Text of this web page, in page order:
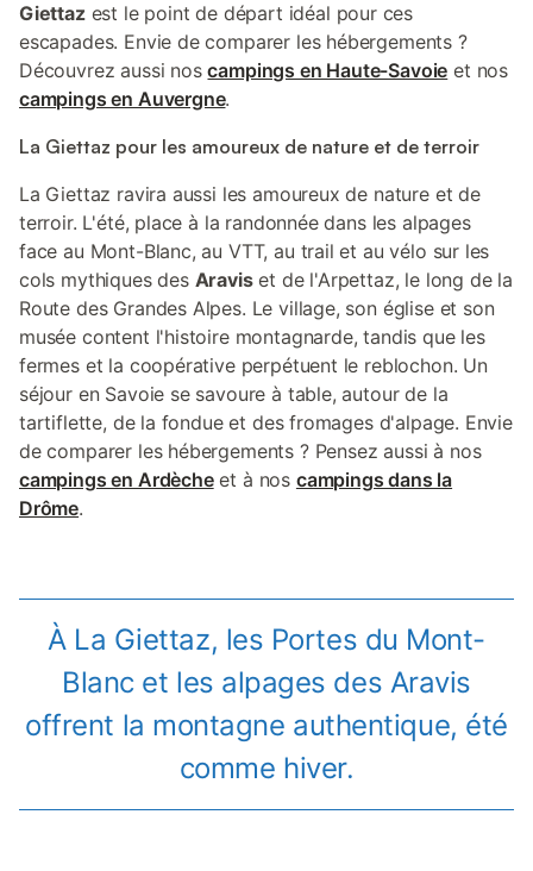
Giettazest le point de départ idéal pour ces
escapades. Envie de comparer les hébergements ?
Découvrez aussi noscampings en Haute-Savoie et nos
campings en Auvergne.
La Giettaz pour les amoureux de nature et de terroir
La Giettaz ravira aussi les amoureux de nature et de
terroir. L'été, place à la randonnée dans les alpages
face au Mont-Blanc, au VTT, au trail et au vélo sur les
cols mythiques des Araviset de l'Arpettaz, le long de la
Route des Grandes Alpes. Le village, son église et son
musée content l'histoire montagnarde, tandis que les
fermes et la coopérative perpétuent le reblochon. Un
séjour en Savoie se savoure à table, autour de la
tartiflette, de la fondue et des fromages d'alpage. Envie
de comparer les hébergements ? Pensez aussi à nos
campings en Ardècheet à nos campings dans la
Drôme.
À La Giettaz, les Portes du Mont-
Blanc et les alpages des Aravis
offrent la montagne authentique, été
comme hiver.